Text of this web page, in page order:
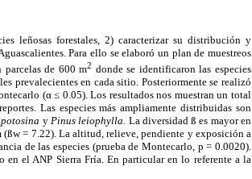
leñosas forestales, 2) caracterizar su distribución y
Para ello se elaboró un plan de muestreos
parcelas de 600 m2 donde se identificaron las especies
prevalecientes en cada sitio. Posteriormente se realizó
(α ≤ 0.05). Los resultados nos muestran un total
Las especies más ampliamente distribuidas son
y Pinus leiophylla. La diversidad ß es mayor en
= 7.22). La altitud, relieve, pendiente y exposición a
de las especies (prueba de Montecarlo, p = 0.0020).
en el ANP Sierra Fría. En particular en lo referente a la